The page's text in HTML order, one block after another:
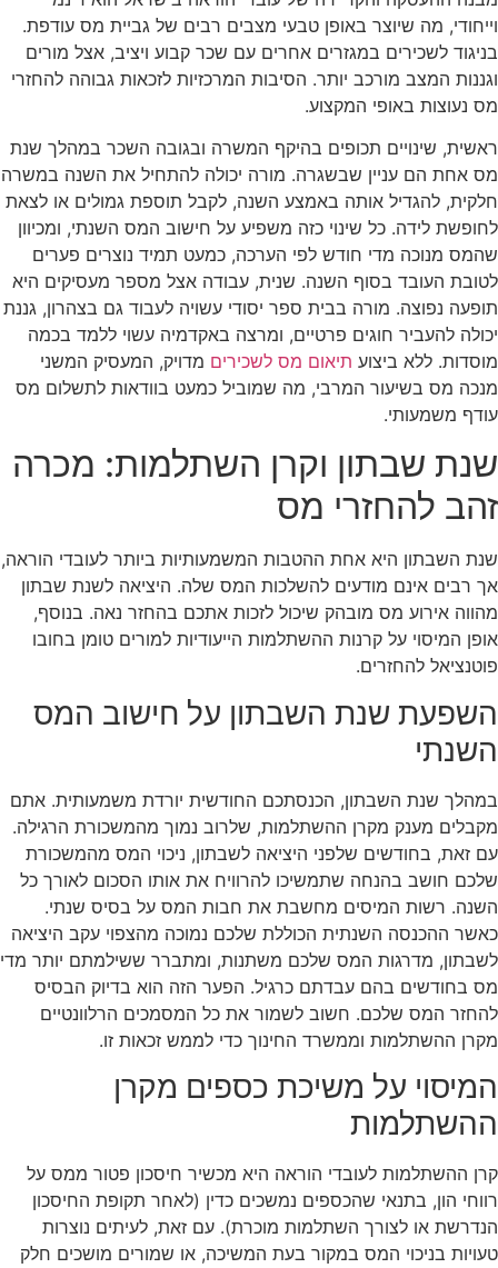
וייחודי, מה שיוצר באופן טבעי מצבים רבים של גביית מס עודפת.
בניגוד לשכירים במגזרים אחרים עם שכר קבוע ויציב, אצל מורים
וגננות המצב מורכב יותר. הסיבות המרכזיות לזכאות גבוהה להחזרי
מס נעוצות באופי המקצוע.
ראשית, שינויים תכופים בהיקף המשרה ובגובה השכר במהלך שנת
מס אחת הם עניין שבשגרה. מורה יכולה להתחיל את השנה במשרה
חלקית, להגדיל אותה באמצע השנה, לקבל תוספת גמולים או לצאת
לחופשת לידה. כל שינוי כזה משפיע על חישוב המס השנתי, ומכיוון
שהמס מנוכה מדי חודש לפי הערכה, כמעט תמיד נוצרים פערים
לטובת העובד בסוף השנה. שנית, עבודה אצל מספר מעסיקים היא
תופעה נפוצה. מורה בבית ספר יסודי עשויה לעבוד גם בצהרון, גננת
יכולה להעביר חוגים פרטיים, ומרצה באקדמיה עשוי ללמד בכמה
מוסדות. ללא ביצוע תיאום מס לשכירים מדויק, המעסיק המשני
מנכה מס בשיעור המרבי, מה שמוביל כמעט בוודאות לתשלום מס
עודף משמעותי.
שנת שבתון וקרן השתלמות: מכרה
זהב להחזרי מס
שנת השבתון היא אחת ההטבות המשמעותיות ביותר לעובדי הוראה,
אך רבים אינם מודעים להשלכות המס שלה. היציאה לשנת שבתון
מהווה אירוע מס מובהק שיכול לזכות אתכם בהחזר נאה. בנוסף,
אופן המיסוי על קרנות ההשתלמות הייעודיות למורים טומן בחובו
פוטנציאל להחזרים.
השפעת שנת השבתון על חישוב המס
השנתי
במהלך שנת השבתון, הכנסתכם החודשית יורדת משמעותית. אתם
מקבלים מענק מקרן ההשתלמות, שלרוב נמוך מהמשכורת הרגילה.
עם זאת, בחודשים שלפני היציאה לשבתון, ניכוי המס מהמשכורת
שלכם חושב בהנחה שתמשיכו להרוויח את אותו הסכום לאורך כל
השנה. רשות המיסים מחשבת את חבות המס על בסיס שנתי.
כאשר ההכנסה השנתית הכוללת שלכם נמוכה מהצפוי עקב היציאה
לשבתון, מדרגות המס שלכם משתנות, ומתברר ששילמתם יותר מדי
מס בחודשים בהם עבדתם כרגיל. הפער הזה הוא בדיוק הבסיס
להחזר המס שלכם. חשוב לשמור את כל המסמכים הרלוונטיים
מקרן ההשתלמות וממשרד החינוך כדי לממש זכאות זו.
המיסוי על משיכת כספים מקרן
ההשתלמות
קרן ההשתלמות לעובדי הוראה היא מכשיר חיסכון פטור ממס על
רווחי הון, בתנאי שהכספים נמשכים כדין (לאחר תקופת החיסכון
הנדרשת או לצורך השתלמות מוכרת). עם זאת, לעיתים נוצרות
טעויות בניכוי המס במקור בעת המשיכה, או שמורים מושכים חלק